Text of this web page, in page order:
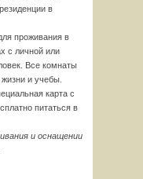
в
проживания в
с личной или
Все комнаты
и учебы.
карта с
питаться в
и оснащении